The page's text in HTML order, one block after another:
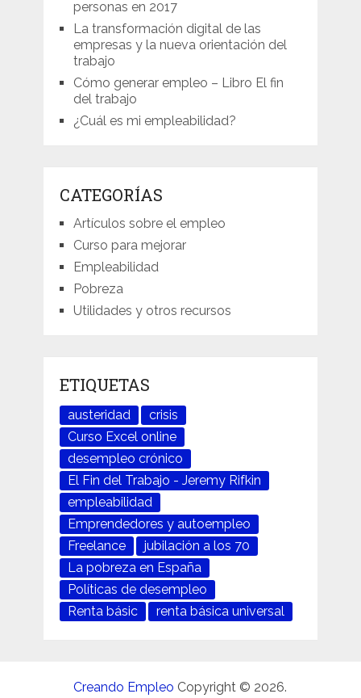
personas en 2017
La transformación digital de las
empresas y la nueva orientación del
trabajo
Cómo generar empleo – Libro El fin
del trabajo
¿Cuál es mi empleabilidad?
CATEGORÍAS
Artículos sobre el empleo
Curso para mejorar
Empleabilidad
Pobreza
Utilidades y otros recursos
ETIQUETAS
austeridad
crisis
Curso Excel online
desempleo crónico
El Fin del Trabajo - Jeremy Rifkin
empleabilidad
Emprendedores y autoempleo
Freelance
jubilación a los 70
La pobreza en España
Políticas de desempleo
Renta básic
renta básica universal
Creando Empleo Copyright © 2026.